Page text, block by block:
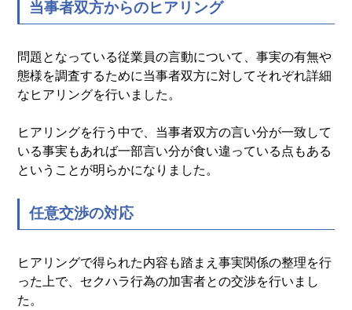
当事者双方からのヒアリング
問題となっている従業員の言動について、事実の有無や
態様を調査するために当事者双方に対してそれぞれ詳細
なヒアリングを行いました。
ヒアリングを行う中で、当事者双方の言い分が一致して
いる事実もあれば一部言い分が食い違っている点もある
ということが明らかになりました。
任意交渉の対応
ヒアリングで得られた内容も踏まえ事実関係の整理を行
った上で、セクハラ行為の加害者との交渉を行いまし
た。